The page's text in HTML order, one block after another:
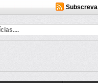
Subscreva